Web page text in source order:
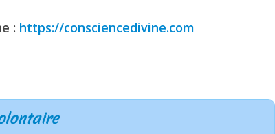
: https://consciencedivine.com